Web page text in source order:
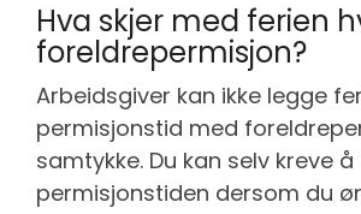
Hva skjer med ferien
foreldrepermisjon?
Arbeidsgiver kan ikke legge
permisjonstid med
samtykke. Du kan selv kreve
permisjonstiden dersom du